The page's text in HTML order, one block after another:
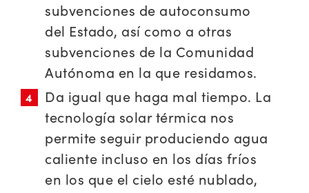
subvenciones de autoconsumo
del Estado, así como a otras
subvenciones de la Comunidad
Autónoma en la que residamos.
Da igual que haga mal tiempo. La
tecnología solar térmica nos
permite seguir produciendo agua
caliente incluso en los días fríos
en los que el cielo esté nublado,